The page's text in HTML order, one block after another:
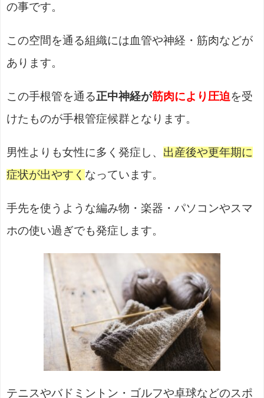
の事です。
この空間を通る組織には血管や神経・筋肉などが
あります。
この手根管を通る正中神経が筋肉により圧迫 を受
けたものが手根管症候群となります。
男性よりも女性に多く発症し、 出産後や更年期に
症状が出やすく なっています。
手先を使うような編み物・楽器・パソコンやスマ
ホの使い過ぎでも発症します。
テニスやバドミントン・ゴルフや卓球などのスポ